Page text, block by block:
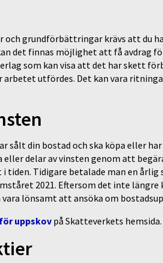
grundförbättringar krävs att du
det finnas möjlighet att få avdrag
som kan visa att det har skett
utfördes. Det kan vara
sålt din bostad och ska köpa eller
delar av vinsten genom att
tiden. Tidigare betalade man en
2021. Eftersom det inte
lönsamt att ansöka om
uppskov på Skatteverkets hemsida.